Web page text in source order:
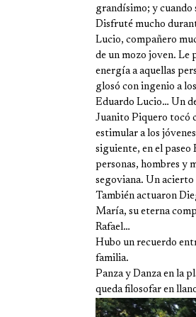
grandísimo; y cuando
Disfruté mucho
Lucio, compañero
de un mozo joven. Le
energía a aquellas
glosó con ingenio a
Eduardo Lucio… Un
Juanito Piquero tocó
estimular a los
siguiente, en el
personas, hombres y
segoviana. Un
También actuaron
María, su eterna
Rafael…
Hubo un recuerdo
familia.
Panza y Danza en la
queda filosofar en